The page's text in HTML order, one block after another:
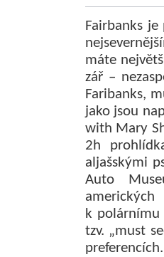
Fairbanks
máte
zář –
Faribanks,
jako jsou
with Mary
2h
aljašskými
Auto
k
tzv. „must